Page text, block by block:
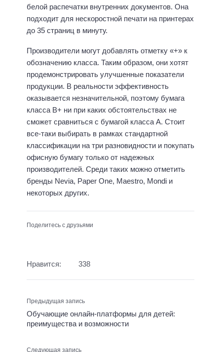
белой распечатки внутренних документов. Она
подходит для нескоростной печати на принтерах
до 35 страниц в минуту.
Производители могут добавлять отметку «+» к
обозначению класса. Таким образом, они хотят
продемонстрировать улучшенные показатели
продукции. В реальности эффективность
оказывается незначительной, поэтому бумага
класса В+ ни при каких обстоятельствах не
сможет сравниться с бумагой класса А. Стоит
все-таки выбирать в рамках стандартной
классификации на три разновидности и покупать
офисную бумагу только от надежных
производителей. Среди таких можно отметить
бренды Nevia, Paper One, Maestro, Mondi и
некоторых других.
Поделитесь с друзьями
Нравится: 338
Предыдущая запись
Обучающие онлайн-платформы для детей:
преимущества и возможности
Следующая запись